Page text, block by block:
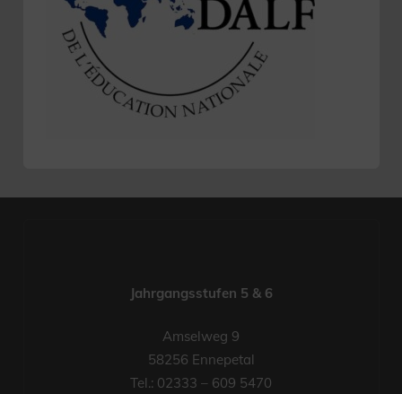
Jahrgangsstufen 5 & 6
Amselweg 9
58256 Ennepetal
Tel.: 02333 – 609 5470